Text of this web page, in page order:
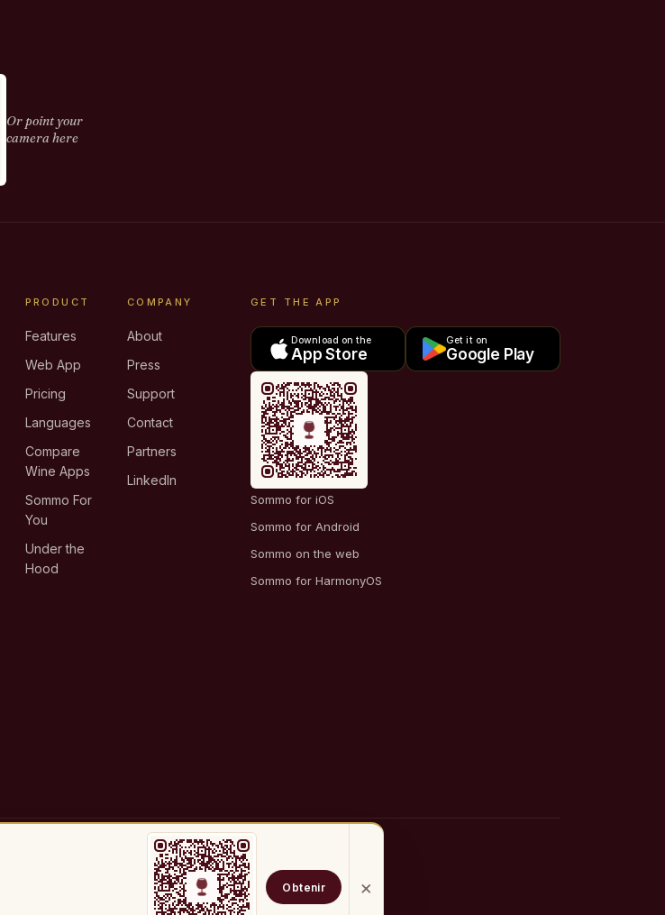
Or point your
camera here
PRODUCT
Features
Web App
Pricing
Languages
Compare
Wine Apps
Sommo For
You
Under the
Hood
COMPANY
About
Press
Support
Contact
Partners
LinkedIn
GET THE APP
Download on the
App Store
Get it on
Google Play
Sommo for iOS
Sommo for Android
Sommo on the web
Sommo for HarmonyOS
Partner Disclosure
Obtenir ×